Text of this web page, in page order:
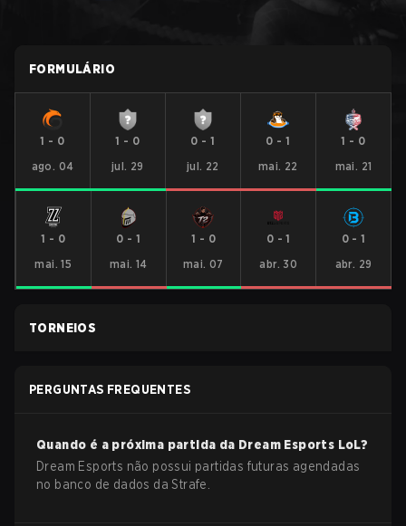
FORMULÁRIO
1 - 0
ago. 04
1 - 0
jul. 29
0 -1
jul. 22
0 -1
mai. 22
1 - 0
mai. 21
1 - 0
mai. 15
0 - 1
mai. 14
1 - 0
mai. 07
0 -1
abr. 30
0-1
abr. 29
TORNEIOS
PERGUNTAS FREQUENTES
Quando é a próxima partida da Dream Esports LoL?
Dream Esports não possui partidas futuras agendadas
no banco de dados da Strafe.